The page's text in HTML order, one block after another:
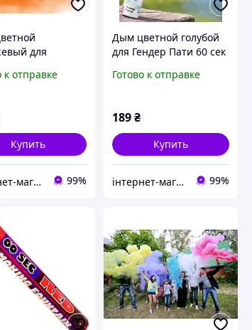
для
дымная шашка
к отправке
Купить
інтернет-магазин Теремок 99%
Дым цветной голубой
для Гендер Пати 60 сек
Готово к отправке
189₴
Купить
інтернет-магазин Теремок 99%